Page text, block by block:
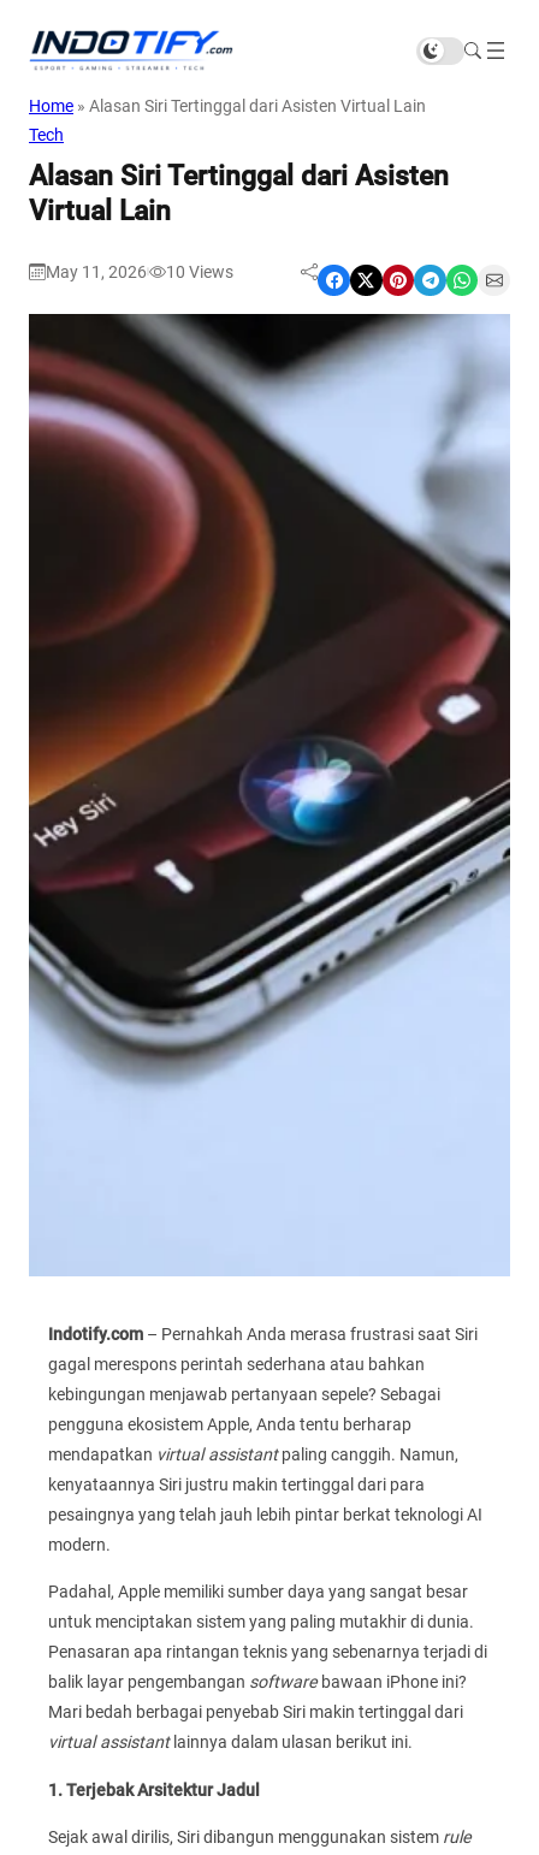
Home » Alasan Siri Tertinggal dari Asisten Virtual Lain
Tech
Alasan Siri Tertinggal dari Asisten
Virtual Lain
May 11, 2026 10 Views Share on Facebook Share on X Share on Pinterest Share on Telegram Share on WhatsApp Share on Email
Indotify.com – Pernahkah Anda merasa frustrasi saat Siri
gagal merespons perintah sederhana atau bahkan
kebingungan menjawab pertanyaan sepele? Sebagai
pengguna ekosistem Apple, Anda tentu berharap
mendapatkan virtual assistantpaling canggih. Namun,
kenyataannya Siri justru makin tertinggal dari para
pesaingnya yang telah jauh lebih pintar berkat teknologi AI
modern.
Padahal, Apple memiliki sumber daya yang sangat besar
untuk menciptakan sistem yang paling mutakhir di dunia.
Penasaran apa rintangan teknis yang sebenarnya terjadi di
balik layar pengembangan softwarebawaan iPhone ini?
Mari bedah berbagai penyebab Siri makin tertinggal dari
virtual assistantlainnya dalam ulasan berikut ini.
1. Terjebak Arsitektur Jadul
Sejak awal dirilis, Siri dibangun menggunakan sistem rule